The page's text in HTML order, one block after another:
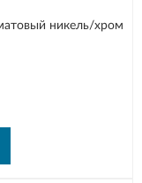
никель/хром